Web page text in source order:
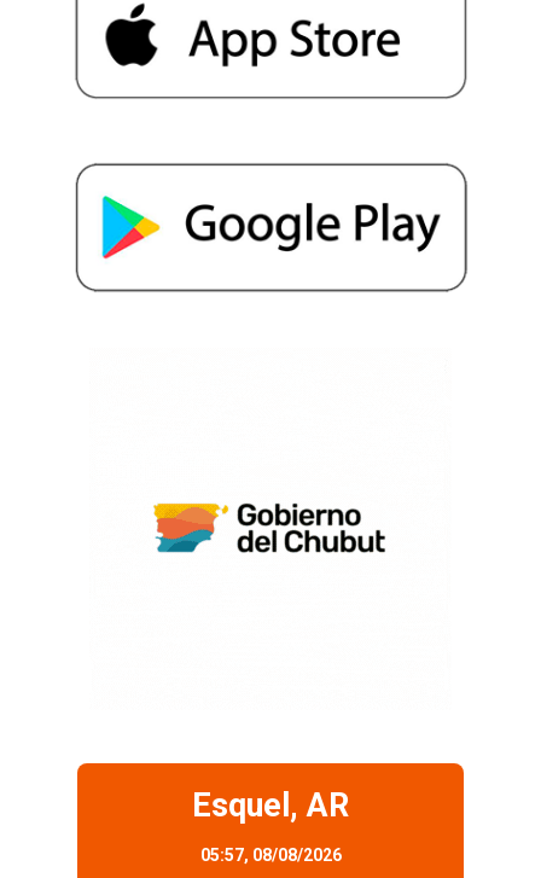
Esquel, AR
05:57, 08/08/2026